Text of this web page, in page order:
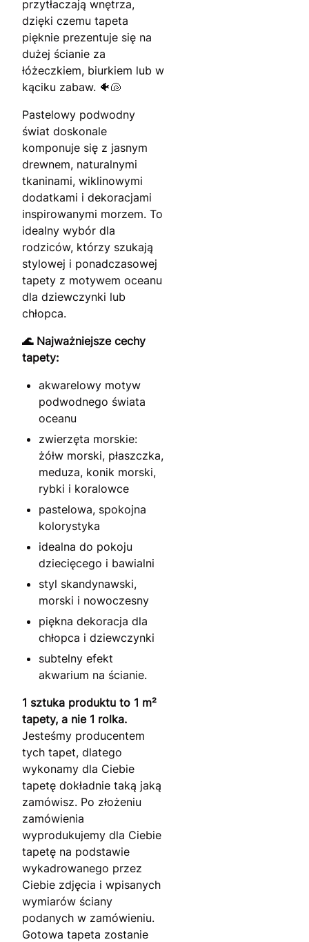
przytłaczają wnętrza,
dzięki czemu tapeta
pięknie prezentuje się na
dużej ścianie za
łóżeczkiem, biurkiem lub w
kąciku zabaw. 🐠🐚
Pastelowy podwodny
świat doskonale
komponuje się z jasnym
drewnem, naturalnymi
tkaninami, wiklinowymi
dodatkami i dekoracjami
inspirowanymi morzem. To
idealny wybór dla
rodziców, którzy szukają
stylowej i ponadczasowej
tapety z motywem oceanu
dla dziewczynki lub
chłopca.
🌊 Najważniejsze cechy
tapety:
akwarelowy motyw
podwodnego świata
oceanu
zwierzęta morskie:
żółw morski, płaszczka,
meduza, konik morski,
rybki i koralowce
pastelowa, spokojna
kolorystyka
idealna do pokoju
dziecięcego i bawialni
styl skandynawski,
morski i nowoczesny
piękna dekoracja dla
chłopca i dziewczynki
subtelny efekt
akwarium na ścianie.
1 sztuka produktu to 1 m²
tapety, a nie 1 rolka.
Jesteśmy producentem
tych tapet, dlatego
wykonamy dla Ciebie
tapetę dokładnie taką jaką
zamówisz. Po złożeniu
zamówienia
wyprodukujemy dla Ciebie
tapetę na podstawie
wykadrowanego przez
Ciebie zdjęcia i wpisanych
wymiarów ściany
podanych w zamówieniu.
Gotowa tapeta zostanie